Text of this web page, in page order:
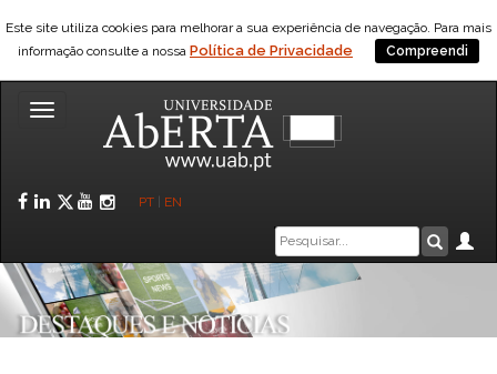
Este site utiliza cookies para melhorar a sua experiência de navegação. Para mais
informação consulte a nossa Política de Privacidade Compreendi
Toggle
Facebook
LinkedIn
Twitter
YouTube
Instagram
PT EN
Caixa
de
pesquisa